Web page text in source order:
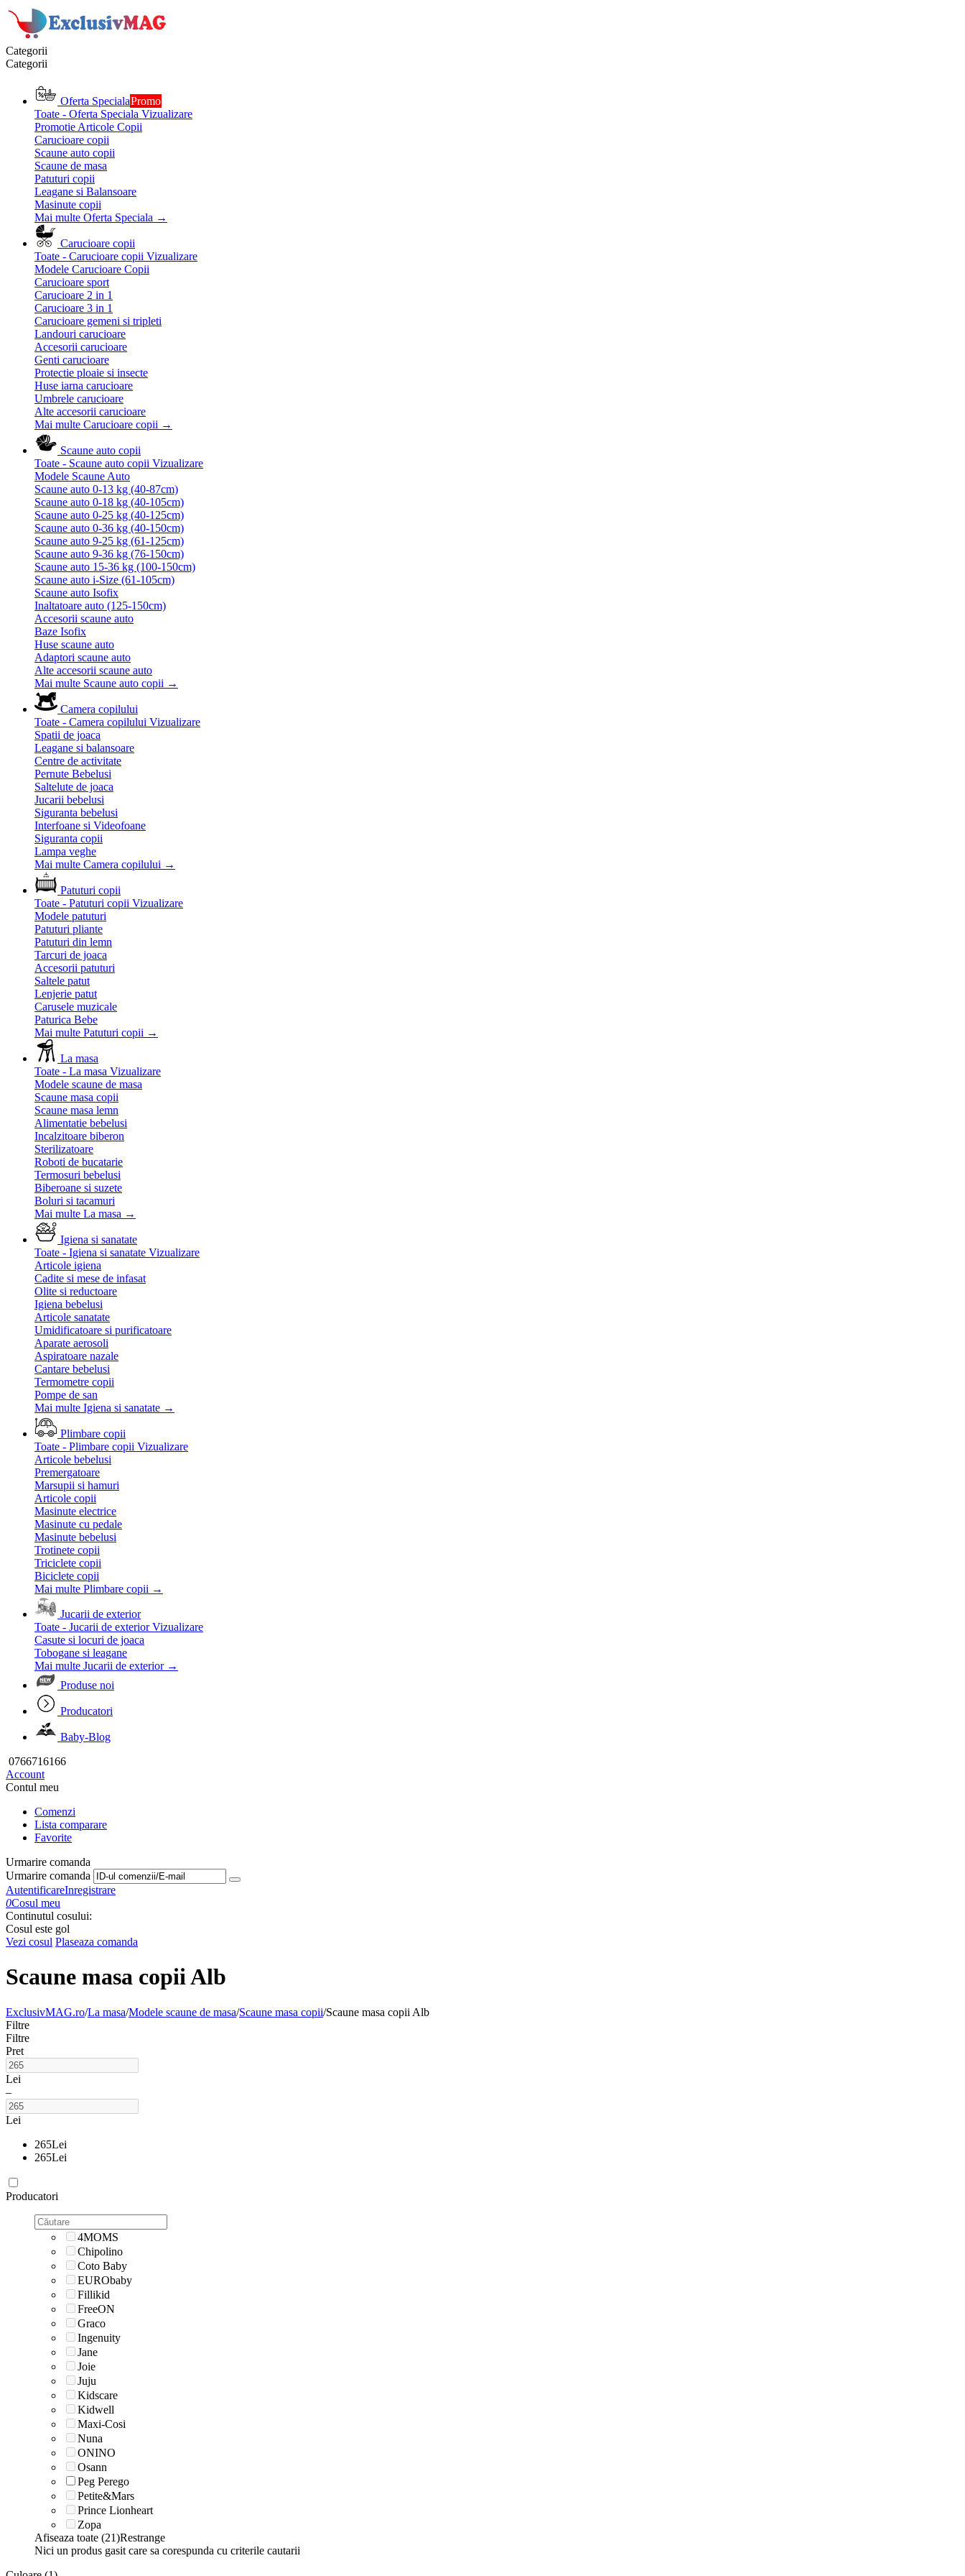
Categorii
Categorii
Oferta SpecialaPromo
Toate - Oferta Speciala Vizualizare
Promotie Articole Copii
Carucioare copii
Scaune auto copii
Scaune de masa
Patuturi copii
Leagane si Balansoare
Masinute copii
Mai multe Oferta Speciala →
Carucioare copii
Toate - Carucioare copii Vizualizare
Modele Carucioare Copii
Carucioare sport
Carucioare 2 in 1
Carucioare 3 in 1
Carucioare gemeni si tripleti
Landouri carucioare
Accesorii carucioare
Genti carucioare
Protectie ploaie si insecte
Huse iarna carucioare
Umbrele carucioare
Alte accesorii carucioare
Mai multe Carucioare copii →
Scaune auto copii
Toate - Scaune auto copii Vizualizare
Modele Scaune Auto
Scaune auto 0-13 kg (40-87cm)
Scaune auto 0-18 kg (40-105cm)
Scaune auto 0-25 kg (40-125cm)
Scaune auto 0-36 kg (40-150cm)
Scaune auto 9-25 kg (61-125cm)
Scaune auto 9-36 kg (76-150cm)
Scaune auto 15-36 kg (100-150cm)
Scaune auto i-Size (61-105cm)
Scaune auto Isofix
Inaltatoare auto (125-150cm)
Accesorii scaune auto
Baze Isofix
Huse scaune auto
Adaptori scaune auto
Alte accesorii scaune auto
Mai multe Scaune auto copii →
Camera copilului
Toate - Camera copilului Vizualizare
Spatii de joaca
Leagane si balansoare
Centre de activitate
Pernute Bebelusi
Saltelute de joaca
Jucarii bebelusi
Siguranta bebelusi
Interfoane si Videofoane
Siguranta copii
Lampa veghe
Mai multe Camera copilului →
Patuturi copii
Toate - Patuturi copii Vizualizare
Modele patuturi
Patuturi pliante
Patuturi din lemn
Tarcuri de joaca
Accesorii patuturi
Saltele patut
Lenjerie patut
Carusele muzicale
Paturica Bebe
Mai multe Patuturi copii →
La masa
Toate - La masa Vizualizare
Modele scaune de masa
Scaune masa copii
Scaune masa lemn
Alimentatie bebelusi
Incalzitoare biberon
Sterilizatoare
Roboti de bucatarie
Termosuri bebelusi
Biberoane si suzete
Boluri si tacamuri
Mai multe La masa →
Igiena si sanatate
Toate - Igiena si sanatate Vizualizare
Articole igiena
Cadite si mese de infasat
Olite si reductoare
Igiena bebelusi
Articole sanatate
Umidificatoare si purificatoare
Aparate aerosoli
Aspiratoare nazale
Cantare bebelusi
Termometre copii
Pompe de san
Mai multe Igiena si sanatate →
Plimbare copii
Toate - Plimbare copii Vizualizare
Articole bebelusi
Premergatoare
Marsupii si hamuri
Articole copii
Masinute electrice
Masinute cu pedale
Masinute bebelusi
Trotinete copii
Triciclete copii
Biciclete copii
Mai multe Plimbare copii →
Jucarii de exterior
Toate - Jucarii de exterior Vizualizare
Casute si locuri de joaca
Tobogane si leagane
Mai multe Jucarii de exterior →
Produse noi
Producatori
Baby-Blog
0766716166
Account
Contul meu
Comenzi
Lista comparare
Favorite
Urmarire comanda
Urmarire comanda
AutentificareInregistrare
0Cosul meu
Continutul cosului:
Cosul este gol
Vezi cosul Plaseaza comanda
Scaune masa copii Alb
ExclusivMAG.ro/La masa/Modele scaune de masa/Scaune masa copii/Scaune masa copii Alb
Filtre
Filtre
Pret
Lei
–
Lei
265Lei
265Lei
Producatori
4MOMS
Chipolino
Coto Baby
EURObaby
Fillikid
FreeON
Graco
Ingenuity
Jane
Joie
Juju
Kidscare
Kidwell
Maxi-Cosi
Nuna
ONINO
Osann
Peg Perego
Petite&Mars
Prince Lionheart
Zopa
Afiseaza toate (21)Restrange
Nici un produs gasit care sa corespunda cu criterile cautarii